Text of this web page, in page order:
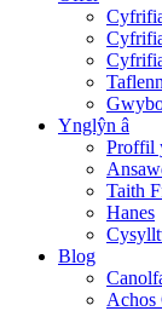
Ynglŷn â
Proffil
Taith
Hanes
Blog
Achos